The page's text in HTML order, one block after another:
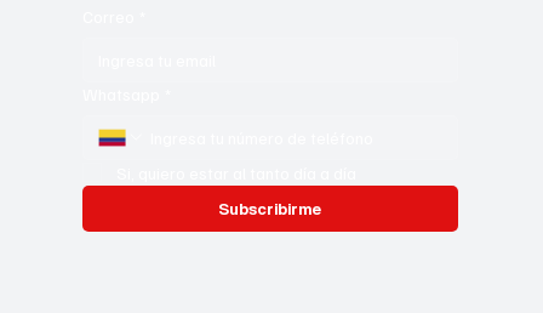
Subscribirme